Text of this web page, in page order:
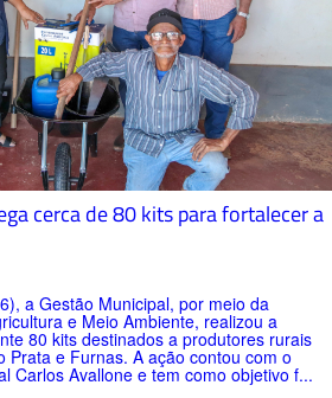
cerca de 80 kits para fortalecer a
a Gestão Municipal, por meio da
e Meio Ambiente, realizou a
80 kits destinados a produtores rurais
Prata e Furnas. A ação contou com o
Carlos Avallone e tem como objetivo f...